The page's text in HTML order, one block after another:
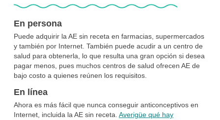
En persona
Puede adquirir la AE sin receta en farmacias, supermercados
y también por Internet. También puede acudir a un centro de
salud para obtenerla, lo que resulta una gran opción si desea
pagar menos, pues muchos centros de salud ofrecen AE de
bajo costo a quienes reúnen los requisitos.
En línea
Ahora es más fácil que nunca conseguir anticonceptivos en
Internet, incluida la AE sin receta. Averigüe qué hay